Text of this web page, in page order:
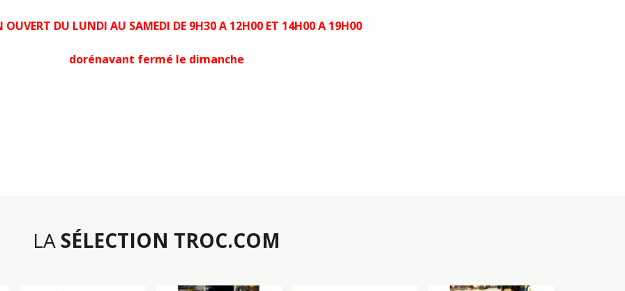
OUVERT DU LUNDI AU SAMEDI DE 9H30 A 12H00 ET 14H00 A 19H00
dorénavant fermé le dimanche
LA SÉLECTION TROC.COM